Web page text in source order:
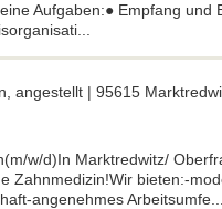
Aufgaben:● Empfang
angestellt | 95615
w/d)In Marktredwitz/
Zahnmedizin!Wir bieten:-
angenehmes Arbeitsumfe...